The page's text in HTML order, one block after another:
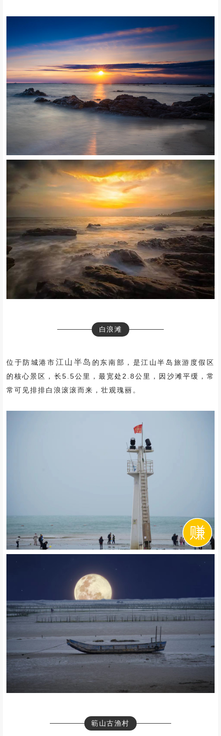
白浪滩
位于防城港市江山半岛 的东南部，是江山半岛旅游度假区
的核心景区，长5.5公里，最宽处2.8公里，因沙滩平缓，常
常可见排排白浪滚滚而来，壮观瑰丽 。
簕山古渔村